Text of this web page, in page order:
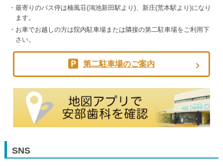
最寄りのバス停は楠風荘(鴻池新田駅より)、新庄(荒本駅より)になり
ます。
お車でお越しの方は院内駐車場または隣接の第二駐車場をご利用下
さい。
第二駐車場のご案内
SNS